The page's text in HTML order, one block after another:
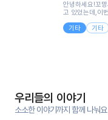
면..)그리고 제
좋은거 같아요
말 어려워서 항
쓸 때도 좀 도움
안녕하세요!꼬
고 있었는데,이
님 응대에 더 많
겪은 일과 학부
을 많이 하는데,
안심시킬 수 있
입니다.학부모
성 있는 교사가
기타 기타
우리들의 이야기
소소한 이야기까지 함께 나눠요